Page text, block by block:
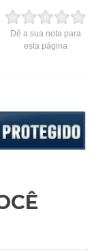
Dê a sua nota para
esta página